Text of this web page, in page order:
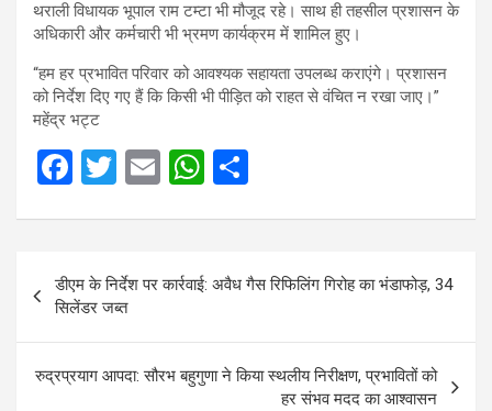
थराली विधायक भूपाल राम टम्टा भी मौजूद रहे। साथ ही तहसील प्रशासन के
अधिकारी और कर्मचारी भी भ्रमण कार्यक्रम में शामिल हुए।
“हम हर प्रभावित परिवार को आवश्यक सहायता उपलब्ध कराएंगे। प्रशासन
को निर्देश दिए गए हैं कि किसी भी पीड़ित को राहत से वंचित न रखा जाए।”
महेंद्र भट्ट
F
b
o
o
k
T
er
E
W
s
p
p
e
Post
navigation
डीएम के निर्देश पर कार्रवाई: अवैध गैस रिफिलिंग गिरोह का भंडाफोड़, 34
सिलेंडर जब्त
रुद्रप्रयाग आपदा: सौरभ बहुगुणा ने किया स्थलीय निरीक्षण, प्रभावितों को
हर संभव मदद का आश्वासन